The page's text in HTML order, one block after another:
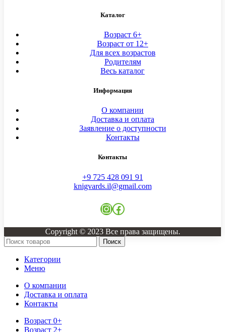
Каталог
Возраст 6+
Возраст от 12+
Для всех возрастов
Родителям
Весь каталог
Информация
О компании
Доставка и оплата
Заявление о доступности
Контакты
Контакты
+9 725 428 091 91
knigvards.il@gmail.com
Copyright © 2023 Все права защищены.
Поиск
Категории
Меню
О компании
Доставка и оплата
Контакты
Возраст 0+
Возраст 2+